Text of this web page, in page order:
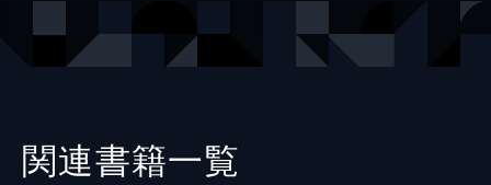
関連書籍一覧